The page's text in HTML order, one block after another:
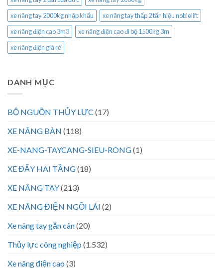
xe nâng tay 2000kg nhập khẩu
xe nâng tay thấp 2 tấn hiệu noblelift
xe nâng điện cao 3m3
xe nâng điện cao đi bộ 1500kg 3m
xe nâng điện giá rẻ
DANH MỤC
BỘ NGUỒN THỦY LỰC (17)
XE NÂNG BÀN (118)
XE-NANG-TAYCANG-SIEU-RONG(1)
XE ĐẨY HAI TẦNG(18)
XE NÂNG TAY(213)
XE NÂNG ĐIỆN NGỒI LÁI (2)
Xe nâng tay gắn cân(20)
Thủy lực công nghiệp (1.532)
Xe nâng điện cao (3)